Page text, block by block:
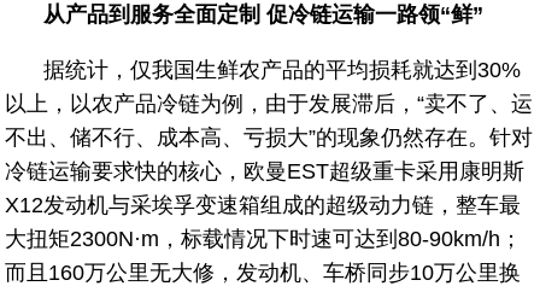
从产品到服务全面定制 促冷链运输一路领“鲜”
据统计，仅我国生鲜农产品的平均损耗就达到30%
以上，以农产品冷链为例，由于发展滞后，“卖不了、运
不出、储不行、成本高、亏损大”的现象仍然存在。针对
冷链运输要求快的核心，欧曼EST超级重卡采用康明斯
X12发动机与采埃孚变速箱组成的超级动力链，整车最
大扭矩2300N·m，标载情况下时速可达到80-90km/h；
而且160万公里无大修，发动机、车桥同步10万公里换